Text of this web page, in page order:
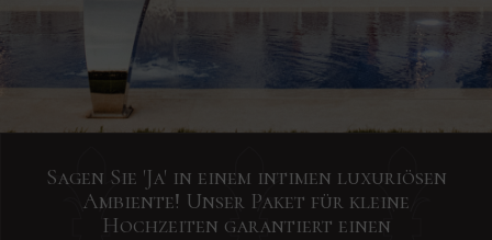
Sagen Sie 'Ja' in einem intimen luxuriösen
Ambiente! Unser Paket für kleine
Hochzeiten garantiert einen
interessant?
Das
Sie
sich
interessant?
Sie
interessant?
Das
Startdatum
Enddatum
Personensahl
Sie
Sie